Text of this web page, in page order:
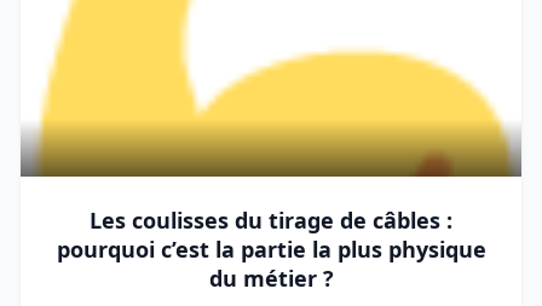
Les coulisses du tirage de câbles :
pourquoi c’est la partie la plus physique
du métier ?